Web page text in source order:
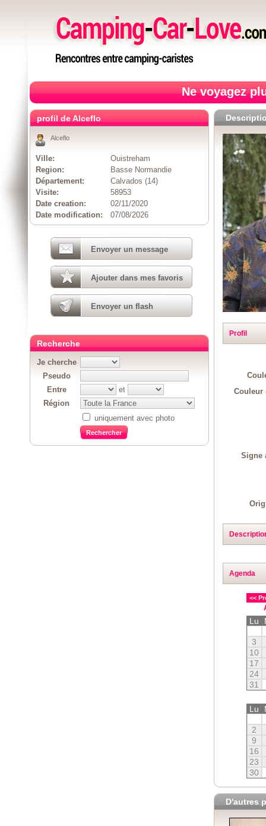
Ne voyagez
Profil
Couleur
Signe
Agenda
<<
Lu
3
10
17
24
31
Lu
2
9
16
23
30
D'autres
profil de Alceflo
Alceflo
Ville:
Ouistreham
Region:
Basse Normandie
Département:
Calvados (14)
Visite:
58953
Date creation:
02/11/2020
Date modification:
07/08/2026
Envoyer un message
Ajouter dans mes favoris
Envoyer un flash
Recherche
Je cherche
Pseudo
Entre
et
Région
uniquement avec photo